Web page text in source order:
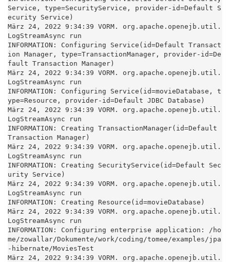
Service, type=SecurityService, provider-id=Default S
ecurity Service)
März 24, 2022 9:34:39 VORM. org.apache.openejb.util.
LogStreamAsync run
INFORMATION: Configuring Service(id=Default Transact
ion Manager, type=TransactionManager, provider-id=De
fault Transaction Manager)
März 24, 2022 9:34:39 VORM. org.apache.openejb.util.
LogStreamAsync run
INFORMATION: Configuring Service(id=movieDatabase, t
ype=Resource, provider-id=Default JDBC Database)
März 24, 2022 9:34:39 VORM. org.apache.openejb.util.
LogStreamAsync run
INFORMATION: Creating TransactionManager(id=Default
Transaction Manager)
März 24, 2022 9:34:39 VORM. org.apache.openejb.util.
LogStreamAsync run
INFORMATION: Creating SecurityService(id=Default Sec
urity Service)
März 24, 2022 9:34:39 VORM. org.apache.openejb.util.
LogStreamAsync run
INFORMATION: Creating Resource(id=movieDatabase)
März 24, 2022 9:34:39 VORM. org.apache.openejb.util.
LogStreamAsync run
INFORMATION: Configuring enterprise application: /ho
me/zowallar/Dokumente/work/coding/tomee/examples/jpa
-hibernate/MoviesTest
März 24, 2022 9:34:39 VORM. org.apache.openejb.util.